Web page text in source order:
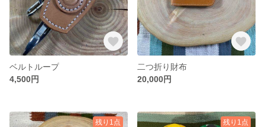
ベルトループ
4,500円
二つ折り財布
20,000円
残り1点 残り1点